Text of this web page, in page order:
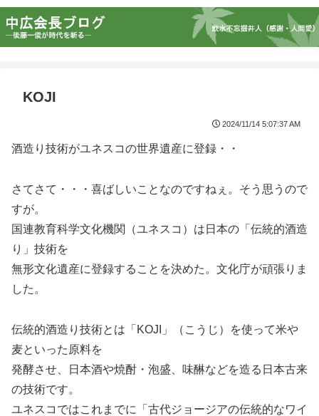
KOJI
2024/11/14 5:07:37 AM
酒造り技術がユネスコの世界遺産に登録・・
さてさて・・・喜ばしいことなのですねぇ。そう思うので
すが。
国連教育科学文化機関（ユネスコ）は日本の「伝統的酒造
り」技術を
無形文化遺産に登録することを決めた。文化庁が頑張りま
した。
伝統的酒造り技術とは「KOJI」（こうじ）を使って米や
麦といった原料を
発酵させ、日本酒や焼酎・泡盛、味醂などを造る日本古来
の技術です。
ユネスコではこれまでに「古代ジョージアの伝統的なワイ